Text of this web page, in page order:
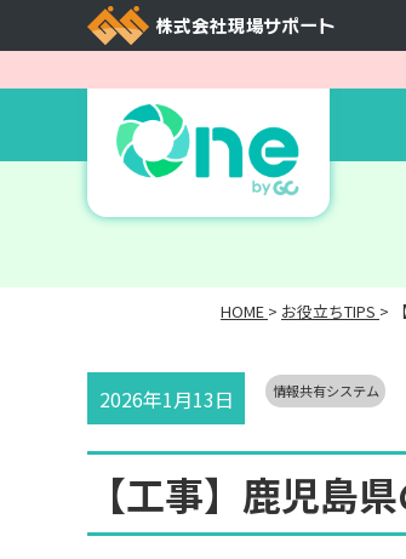
HOME > お役立ちTIPS >
2026年1月13日 情報共有システム
【工事】鹿児島